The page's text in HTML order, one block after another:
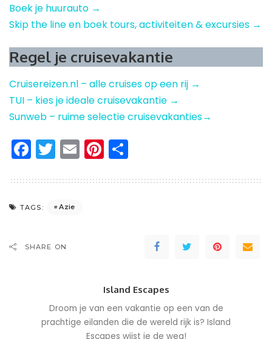
Boek je huurauto →
Skip the line en boek tours, activiteiten & excursies →
Regel je cruisevakantie
Cruisereizen.nl – alle cruises op een rij →
TUI – kies je ideale cruisevakantie →
Sunweb – ruime selectie cruisevakanties→
Facebook
Twitter
EmailPinterest
TAGS: Azie
SHARE ON
Island Escapes
Droom je van een vakantie op een van de
prachtige eilanden die de wereld rijk is? Island
Escapes wijst je de weg!